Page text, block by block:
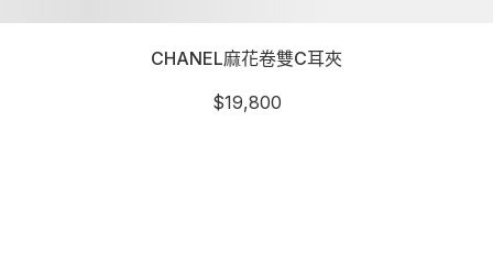
CHANEL麻花卷雙C耳夾
$19,800